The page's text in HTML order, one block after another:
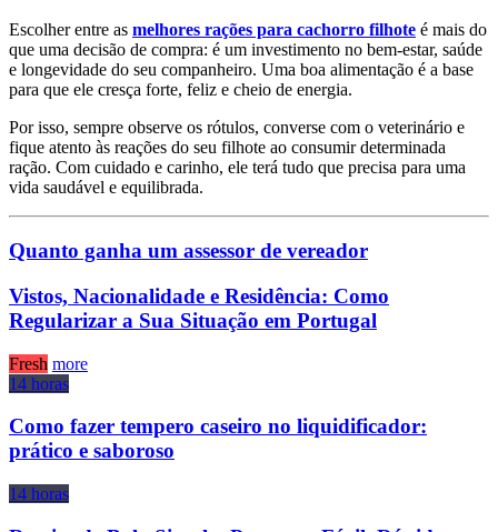
Escolher entre as melhores rações para cachorro filhote é mais do
que uma decisão de compra: é um investimento no bem-estar, saúde
e longevidade do seu companheiro. Uma boa alimentação é a base
para que ele cresça forte, feliz e cheio de energia.
Por isso, sempre observe os rótulos, converse com o veterinário e
fique atento às reações do seu filhote ao consumir determinada
ração. Com cuidado e carinho, ele terá tudo que precisa para uma
vida saudável e equilibrada.
Quanto ganha um assessor de vereador​
Vistos, Nacionalidade e Residência: Como
Regularizar a Sua Situação em Portugal
Fresh more
14 horas
Como fazer tempero caseiro no liquidificador:
prático e saboroso
14 horas